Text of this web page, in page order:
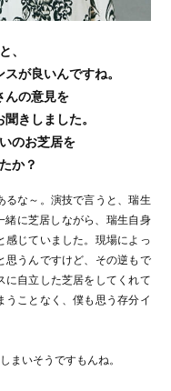
、
が良いんですね。
んの意見を
きしました。
のお芝居を
か？
るな～。演技で言うと、瑞生
緒に芝居しながら、瑞生自身
感じていました。現場によっ
思うんですけど、その逆もで
に自立した芝居をしてくれて
うことなく、僕も思う存分イ
まいそうですもんね。